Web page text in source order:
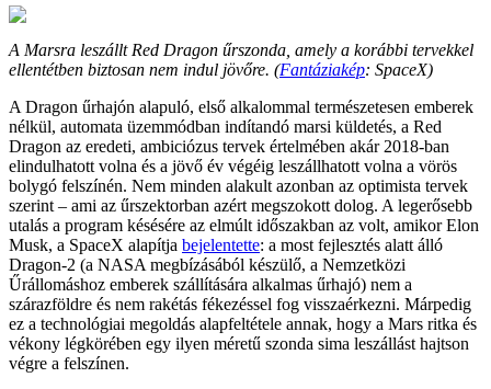
A Marsra leszállt Red Dragon űrszonda, amely a korábbi tervekkel
ellentétben biztosan nem indul jövőre. (Fantáziakép: SpaceX)
A Dragon űrhajón alapuló, első alkalommal természetesen emberek
nélkül, automata üzemmódban indítandó marsi küldetés, a Red
Dragon az eredeti, ambiciózus tervek értelmében akár 2018-ban
elindulhatott volna és a jövő év végéig leszállhatott volna a vörös
bolygó felszínén. Nem minden alakult azonban az optimista tervek
szerint – ami az űrszektorban azért megszokott dolog. A legerősebb
utalás a program késésére az elmúlt időszakban az volt, amikor Elon
Musk, a SpaceX alapítja bejelentette: a most fejlesztés alatt álló
Dragon-2 (a NASA megbízásából készülő, a Nemzetközi
Űrállomáshoz emberek szállítására alkalmas űrhajó) nem a
szárazföldre és nem rakétás fékezéssel fog visszaérkezni. Márpedig
ez a technológiai megoldás alapfeltétele annak, hogy a Mars ritka és
vékony légkörében egy ilyen méretű szonda sima leszállást hajtson
végre a felszínen.